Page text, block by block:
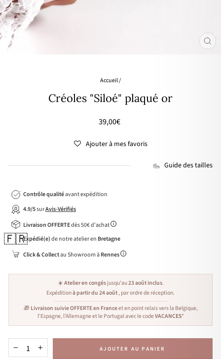
Accueil/
Créoles "Siloé" plaqué or
Prix
39,00€
Ajouter à mes favoris
Guide des tailles
Contrôle qualitéavant expédition
4.9/5surAvis-Vérifiés
Livraison OFFERTEdès 50€ d'achat
🇫🇷Expédié(e)de notre atelier en Bretagne
Click & Collectau Showroom àRennes
☀️Atelier en congésjusqu'au23 août inclus.
Expéditionà partir du 24 août, par ordre de réception.
🎁 Livraison suivie OFFERTE en Franceet en point relais vers la Belgique,
l'Espagne, l'Allemagne et le Portugal avec le codeVACANCES*
+ AJOUTER AU PANIER